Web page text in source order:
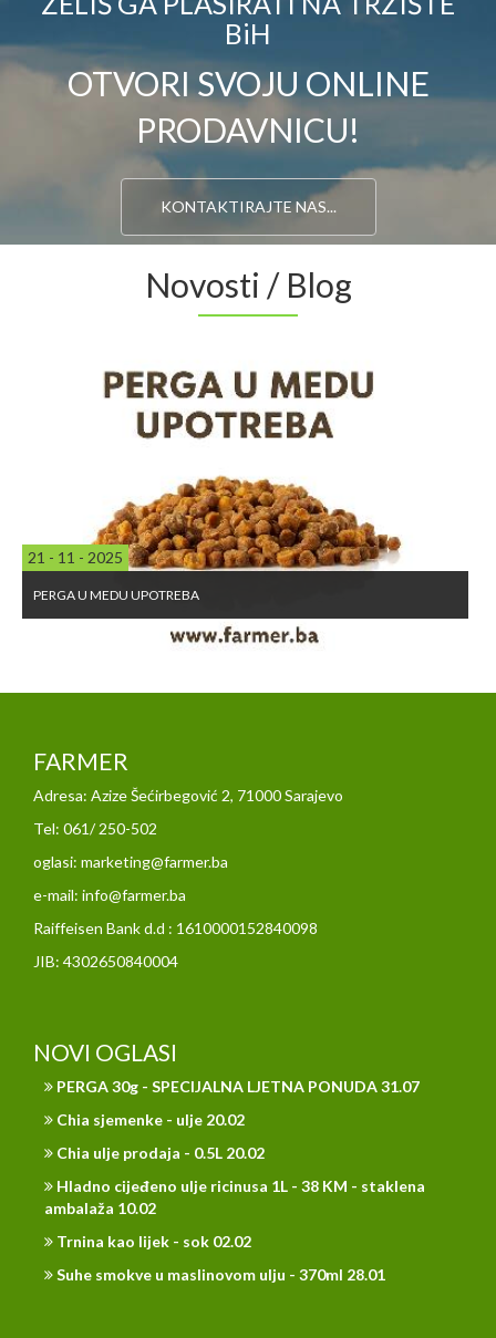
BiH
OTVORI SVOJU ONLINE
PRODAVNICU!
KONTAKTIRAJTE NAS...
Novosti / Blog
21 - 11 - 2025
PERGA U MEDU UPOTREBA
FARMER
Adresa: Azize Šećirbegović 2, 71000 Sarajevo
Tel: 061/ 250-502
oglasi: marketing@farmer.ba
e-mail: info@farmer.ba
Raiffeisen Bank d.d : 1610000152840098
JIB: 4302650840004
NOVI OGLASI
PERGA 30g - SPECIJALNA LJETNA PONUDA 31.07
Chia sjemenke - ulje 20.02
Chia ulje prodaja - 0.5L 20.02
Hladno cijeđeno ulje ricinusa 1L - 38 KM - staklena
ambalaža 10.02
Trnina kao lijek - sok 02.02
Suhe smokve u maslinovom ulju - 370ml 28.01